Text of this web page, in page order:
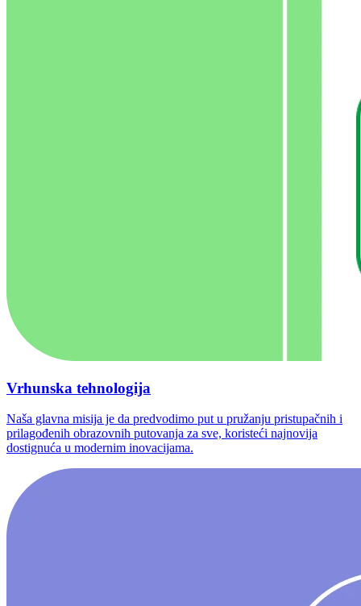
Vrhunska tehnologija
Naša glavna misija je da predvodimo put u pružanju pristupačnih i
prilagođenih obrazovnih putovanja za sve, koristeći najnovija
dostignuća u modernim inovacijama.